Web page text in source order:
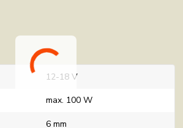
12-18 V
max. 100 W
6 mm